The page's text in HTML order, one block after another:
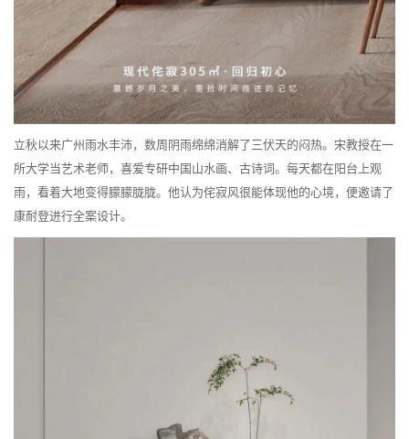
立秋以来广州雨水丰沛，数周阴雨绵绵消解了三伏天的闷热。宋教授在一
所大学当艺术老师，喜爱专研中国山水画、古诗词。每天都在阳台上观
雨，看着大地变得朦朦胧胧。他认为侘寂风很能体现他的心境，便邀请了
康耐登进行全案设计。